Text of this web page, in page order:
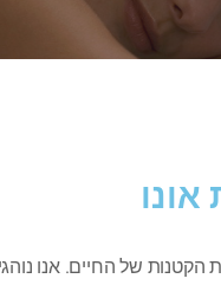
אונו
הקטנות של החיים. אנו